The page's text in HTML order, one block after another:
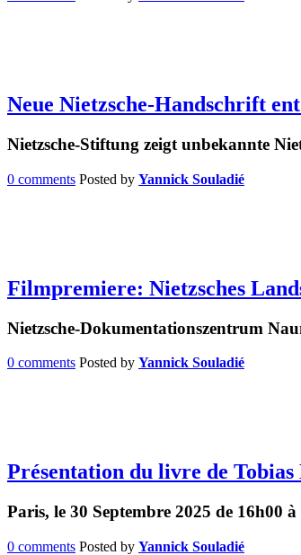
Neue Nietzsche-Handschrift
Nietzsche-Stiftung zeigt unbekannte
0 comments Posted by Yannick Souladié
Filmpremiere: Nietzsches
Nietzsche-Dokumentationszentrum
0 comments Posted by Yannick Souladié
Présentation du livre de
Paris, le 30 Septembre 2025 de 16h00
0 comments Posted by Yannick Souladié